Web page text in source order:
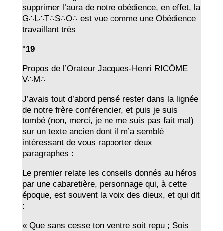
supprimer l’aura de notre obédience, en effet, la
G∴L∴T∴S∴O∴ est vue comme une Obédience
travaillant très
°19
Propos de l’Orateur Jacques-Henri RICÔME
V∴M∴
J’avais tout d’abord pensé rester dans la lignée
de notre frère conférencier, et puis je suis
tombé (non, merci, je ne me suis pas fait mal)
sur un texte ancien dont il m’a semblé
intéressant de vous rapporter deux
paragraphes :
Le premier relate les conseils donnés au héros
par une cabaretière, personnage qui, à cette
époque, est souvent la voix des dieux, et qui dit
:
« Que sans cesse ton ventre soit repu ; Sois